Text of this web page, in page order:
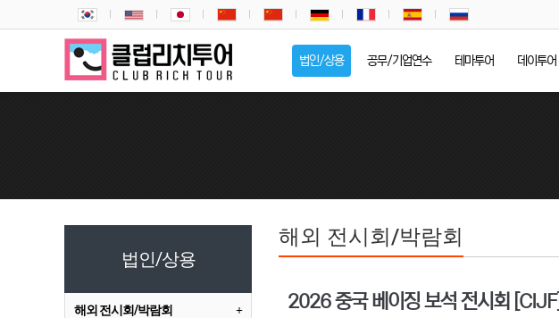
법인/상용 공무/기업연수 테마투어 데이투어
해외 전시회/박람회
2026 중국 베이징 보석 전시회 [CIJF]
법인/상용
해외 전시회/박람회